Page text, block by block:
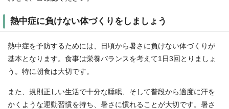
熱中症に負けない体づくりをしましょう
熱中症を予防するためには、日頃から暑さに負けない体づくりが
基本となります。食事は栄養バランスを考えて1日3回とりましょ
う。特に朝食は大切です。
また、規則正しい生活で十分な睡眠、そして普段から適度に汗を
かくような運動習慣を持ち、暑さに慣れることが大切です。暑さ